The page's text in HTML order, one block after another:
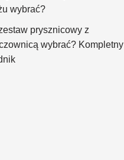
wybrać?
prysznicowy z
wybrać? Kompletny